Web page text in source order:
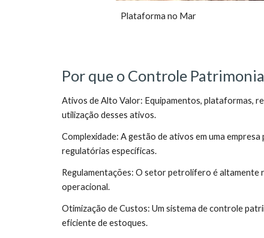
Plataforma no Mar
Por que o Controle
Ativos de Alto Valor: Equipamentos, plataformas,
utilização desses ativos.
Complexidade: A gestão de ativos em uma
regulatórias específicas.
Regulamentações: O setor petrolífero é altamente
operacional.
Otimização de Custos: Um sistema de controle
eficiente de estoques.